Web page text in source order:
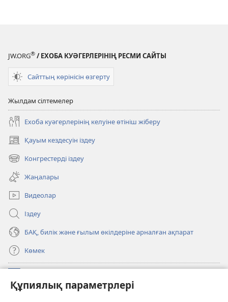
Құпиялық параметрлері
JW.ORG® / ЕХОБА КУӘГЕРЛЕРІНІҢ РЕСМИ САЙТЫ
Сайттың көрінісін өзгерту
Жылдам сілтемелер
Ехоба куәгерлерінің келуіне өтініш жіберу
Қауым кездесуін іздеу
(жаңа
терезе
ашылуда)
Конгрестерді іздеу
(жаңа
терезе
ашылуда)
Жаңалары
Видеолар
Іздеу
БАҚ, билік және ғылым өкілдеріне арналған ақпарат
Көмек
(жаңа
терезе